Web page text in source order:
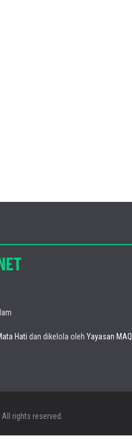
Hati dan dikelola oleh Yayasan MAQI
. All rights reserved.